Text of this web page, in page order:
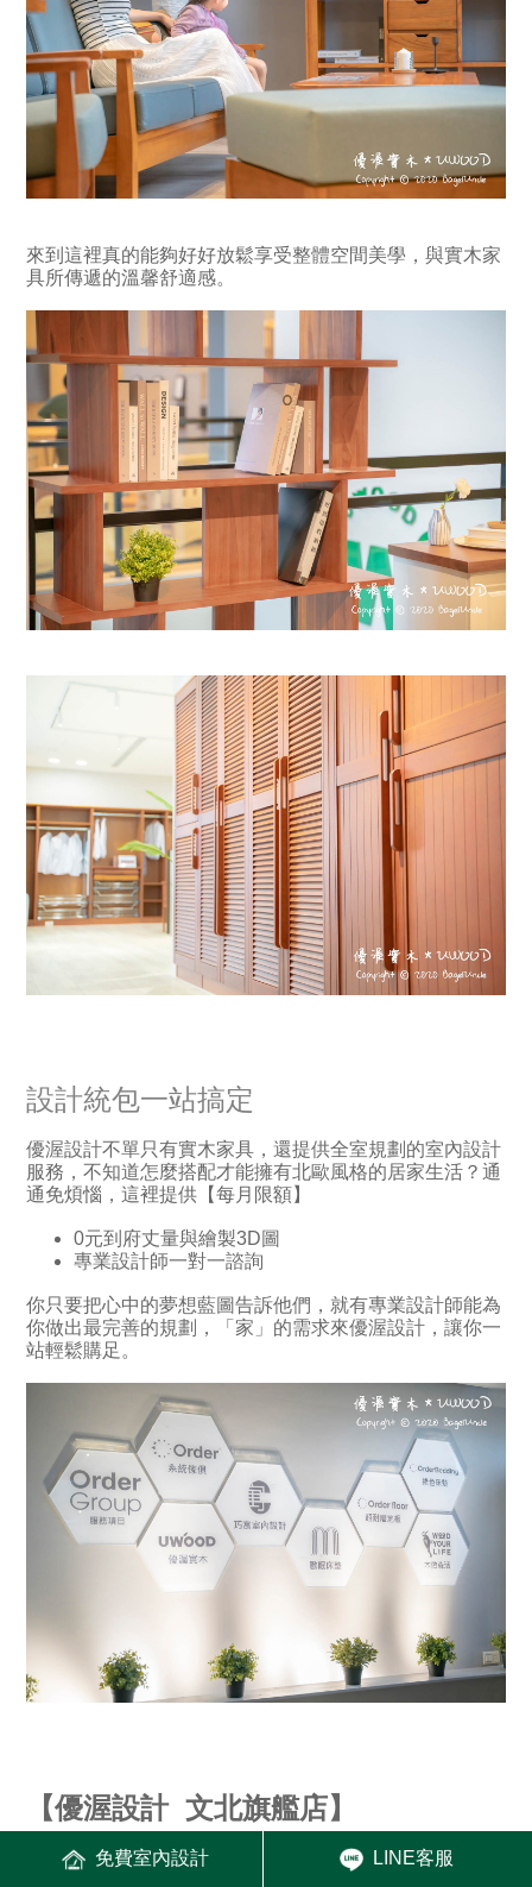
免費室內設計 LINE客服
來到這裡真的能夠好好放鬆享受整體空間美學，與實木家
具所傳遞的溫馨舒適感。
設計統包一站搞定
優渥設計不單只有實木家具，還提供全室規劃的室內設計
服務，不知道怎麼搭配才能擁有北歐風格的居家生活？通
通免煩惱，這裡提供【每月限額】
0元到府丈量與繪製3D圖
專業設計師一對一諮詢
你只要把心中的夢想藍圖告訴他們，就有專業設計師能為
你做出最完善的規劃，「家」的需求來優渥設計，讓你一
站輕鬆購足。
【優渥設計 文北旗艦店】
整篇看下來有沒有覺得，優渥設計全新的文北旗艦店，內